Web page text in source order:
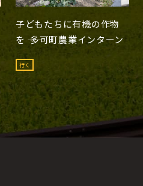
子どもたちに有機の作物
を ―― 多可町農業インターン
行く